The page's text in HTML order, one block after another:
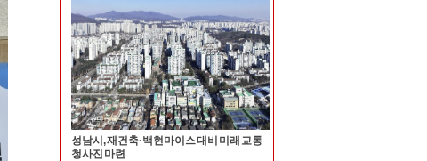
성남시, 재건축·백현마이스 대비 미래 교통
청사진 마련